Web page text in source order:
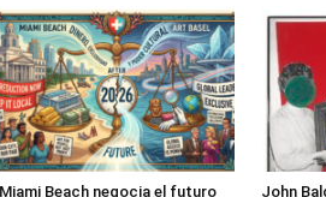
Miami Beach negocia el futuro
John